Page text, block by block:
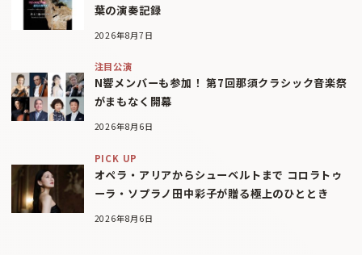
葉の演奏記録
2026年8月7日
注目公演
N響メンバーも参加！ 第7回那須クラシック音楽祭
がまもなく開幕
2026年8月6日
PICK UP
オペラ・アリアからシューベルトまで コロラトゥ
ーラ・ソプラノ田中彩子が贈る極上のひととき
2026年8月6日